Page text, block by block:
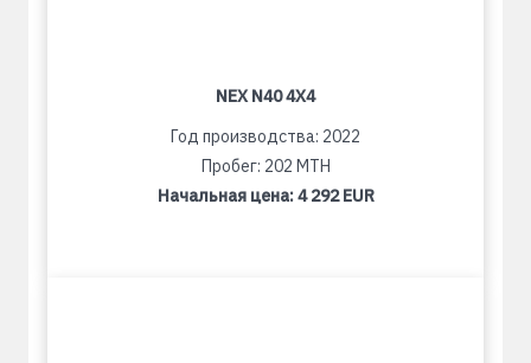
NEX N40 4X4
Год производства: 2022
Пробег: 202 MTH
Начальная цена:4 292 EUR